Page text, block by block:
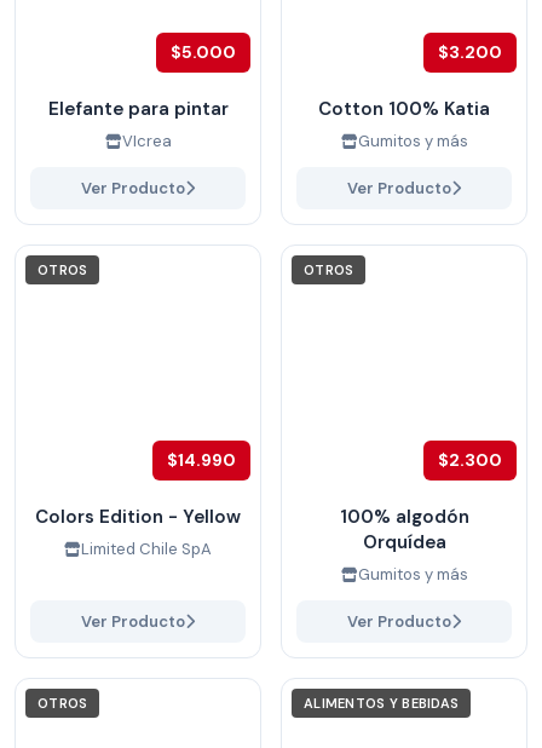
$5.000
Elefante para pintar
VIcrea
Ver Producto
$3.200
Cotton 100% Katia
Gumitos y más
Ver Producto
OTROS
$14.990
Colors Edition - Yellow
Limited Chile SpA
Ver Producto
OTROS
$2.300
100% algodón
Orquídea
Gumitos y más
Ver Producto
OTROS ALIMENTOS Y BEBIDAS